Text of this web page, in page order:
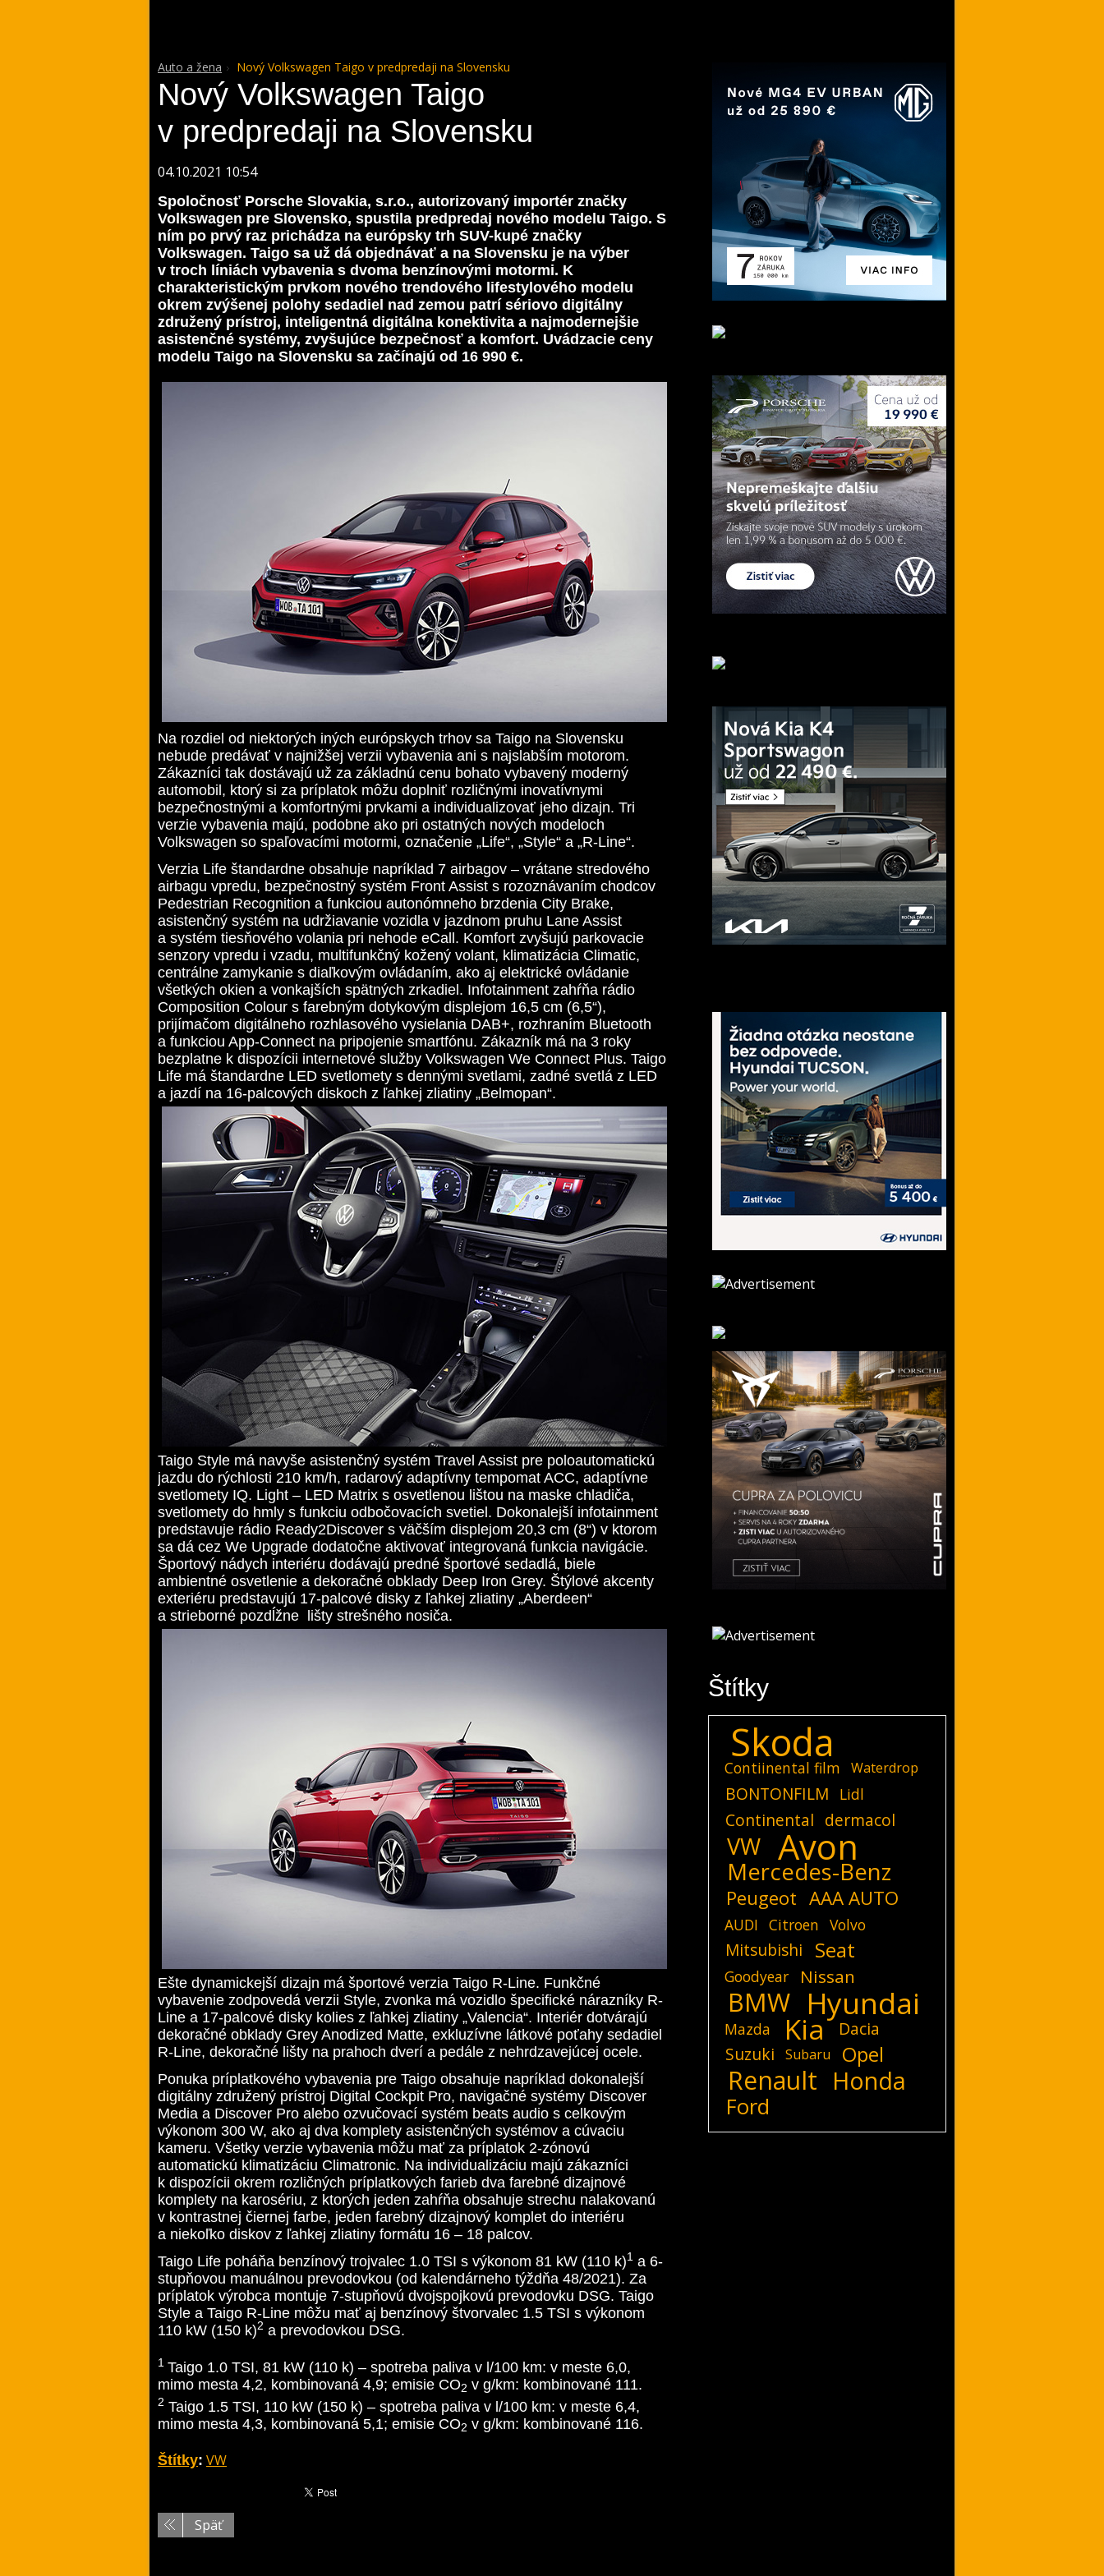
Auto a žena Nový Volkswagen Taigo v predpredaji na Slovensku
Nový Volkswagen Taigo
v predpredaji na Slovensku
04.10.2021 10:54
Spoločnosť Porsche Slovakia, s.r.o., autorizovaný importér značky
Volkswagen pre Slovensko, spustila predpredaj nového modelu Taigo. S
ním po prvý raz prichádza na európsky trh SUV-kupé značky
Volkswagen. Taigo sa už dá objednávať a na Slovensku je na výber
v troch líniách vybavenia s dvoma benzínovými motormi. K
charakteristickým prvkom nového trendového lifestylového modelu
okrem zvýšenej polohy sedadiel nad zemou patrí sériovo digitálny
združený prístroj, inteligentná digitálna konektivita a najmodernejšie
asistenčné systémy, zvyšujúce bezpečnosť a komfort. Uvádzacie ceny
modelu Taigo na Slovensku sa začínajú od 16 990 €.
Na rozdiel od niektorých iných európskych trhov sa Taigo na Slovensku
nebude predávať v najnižšej verzii vybavenia ani s najslabším motorom.
Zákazníci tak dostávajú už za základnú cenu bohato vybavený moderný
automobil, ktorý si za príplatok môžu doplniť rozličnými inovatívnymi
bezpečnostnými a komfortnými prvkami a individualizovať jeho dizajn. Tri
verzie vybavenia majú, podobne ako pri ostatných nových modeloch
Volkswagen so spaľovacími motormi, označenie „Life“, „Style“ a „R-Line“.
Verzia Life štandardne obsahuje napríklad 7 airbagov – vrátane stredového
airbagu vpredu, bezpečnostný systém Front Assist s rozoznávaním chodcov
Pedestrian Recognition a funkciou autonómneho brzdenia City Brake,
asistenčný systém na udržiavanie vozidla v jazdnom pruhu Lane Assist
a systém tiesňového volania pri nehode eCall. Komfort zvyšujú parkovacie
senzory vpredu i vzadu, multifunkčný kožený volant, klimatizácia Climatic,
centrálne zamykanie s diaľkovým ovládaním, ako aj elektrické ovládanie
všetkých okien a vonkajších spätných zrkadiel. Infotainment zahŕňa rádio
Composition Colour s farebným dotykovým displejom 16,5 cm (6,5“),
prijímačom digitálneho rozhlasového vysielania DAB+, rozhraním Bluetooth
a funkciou App-Connect na pripojenie smartfónu. Zákazník má na 3 roky
bezplatne k dispozícii internetové služby Volkswagen We Connect Plus. Taigo
Life má štandardne LED svetlomety s dennými svetlami, zadné svetlá z LED
a jazdí na 16-palcových diskoch z ľahkej zliatiny „Belmopan“.
Taigo Style má navyše asistenčný systém Travel Assist pre poloautomatickú
jazdu do rýchlosti 210 km/h, radarový adaptívny tempomat ACC, adaptívne
svetlomety IQ. Light – LED Matrix s osvetlenou lištou na maske chladiča,
svetlomety do hmly s funkciu odbočovacích svetiel. Dokonalejší infotainment
predstavuje rádio Ready2Discover s väčším displejom 20,3 cm (8“) v ktorom
sa dá cez We Upgrade dodatočne aktivovať integrovaná funkcia navigácie.
Športový nádych interiéru dodávajú predné športové sedadlá, biele
ambientné osvetlenie a dekoračné obklady Deep Iron Grey. Štýlové akcenty
exteriéru predstavujú 17-palcové disky z ľahkej zliatiny „Aberdeen“
a strieborné pozdĺžne lišty strešného nosiča.
Ešte dynamickejší dizajn má športové verzia Taigo R-Line. Funkčné
vybavenie zodpovedá verzii Style, zvonka má vozidlo špecifické nárazníky R-
Line a 17-palcové disky kolies z ľahkej zliatiny „Valencia“. Interiér dotvárajú
dekoračné obklady Grey Anodized Matte, exkluzívne látkové poťahy sedadiel
R-Line, dekoračné lišty na prahoch dverí a pedále z nehrdzavejúcej ocele.
Ponuka príplatkového vybavenia pre Taigo obsahuje napríklad dokonalejší
digitálny združený prístroj Digital Cockpit Pro, navigačné systémy Discover
Media a Discover Pro alebo ozvučovací systém beats audio s celkovým
výkonom 300 W, ako aj dva komplety asistenčných systémov a cúvaciu
kameru. Všetky verzie vybavenia môžu mať za príplatok 2-zónovú
automatickú klimatizáciu Climatronic. Na individualizáciu majú zákazníci
k dispozícii okrem rozličných príplatkových farieb dva farebné dizajnové
komplety na karosériu, z ktorých jeden zahŕňa obsahuje strechu nalakovanú
v kontrastnej čiernej farbe, jeden farebný dizajnový komplet do interiéru
a niekoľko diskov z ľahkej zliatiny formátu 16 – 18 palcov.
Taigo Life poháňa benzínový trojvalec 1.0 TSI s výkonom 81 kW (110 k)1 a 6-
stupňovou manuálnou prevodovkou (od kalendárneho týždňa 48/2021). Za
príplatok výrobca montuje 7-stupňovú dvojspojkovú prevodovku DSG. Taigo
Style a Taigo R-Line môžu mať aj benzínový štvorvalec 1.5 TSI s výkonom
110 kW (150 k)2 a prevodovkou DSG.
1 Taigo 1.0 TSI, 81 kW (110 k) – spotreba paliva v l/100 km: v meste 6,0,
mimo mesta 4,2, kombinovaná 4,9; emisie CO2 v g/km: kombinované 111.
2 Taigo 1.5 TSI, 110 kW (150 k) – spotreba paliva v l/100 km: v meste 6,4,
mimo mesta 4,3, kombinovaná 5,1; emisie CO2 v g/km: kombinované 116.
Štítky: VW
Späť
Štítky
Skoda
Contiinental film Waterdrop
BONTONFILM Lidl
Continental dermacol
VW Avon
Mercedes-Benz
Peugeot AAA AUTO
AUDI Citroen Volvo
Mitsubishi Seat
Goodyear Nissan
BMW Hyundai
Mazda Kia
Dacia
Suzuki
Subaru Opel
Renault Honda
Ford